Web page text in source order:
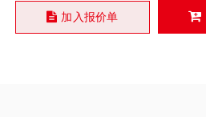
加入报价单